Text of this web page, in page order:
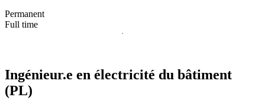
Permanent
Full time
Ingénieur.e en électricité du bâtiment
(PL)